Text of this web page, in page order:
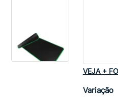
VEJA +
Variação